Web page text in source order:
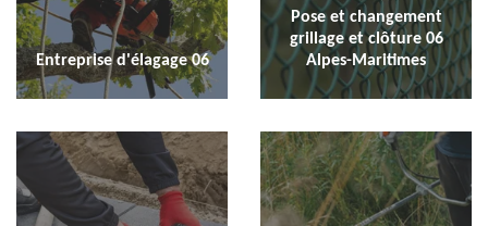
Entreprise d'élagage 06
Pose et changement
grillage et clôture 06
Alpes-Maritimes